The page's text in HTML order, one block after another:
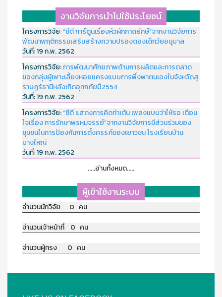
งานวิจัยการนำไปใช้ประโยชน์
โครงการวิจัย:“ซีดี การ์ตูนเรื่องหัวผักกาดยักษ์”จากงานวิจัยการ
พัฒนาพฤติกรรมเสริมสร้างความปรองดองเด็กวัยอนุบาล
วันที่:19 ก.พ. 2562
โครงการวิจัย:การพัฒนาศักยภาพด้านการผลิตและการตลาด
ของกลุ่มผู้เพาะเลี้ยงหอยแครงแบบการพึ่งพาตนเองในจังหวัดสุ
ราษฏร์ธานีหลังเกิดอุทกภัยปี2554
วันที่:19 ก.พ. 2562
โครงการวิจัย:“ซีดี แสดงการคิดท่าเต้น เพลงแบบว่าให้รอ เตือน
ใจเรื่อง การรักษาพรหมจรรย์”จากงานวิจัยการมีส่วนร่วมของ
ชุมชนในการป้องกันการตั้งครรภ์ของเยาวชน โรงเรียนบ้าน
บางใหญ่
วันที่:19 ก.พ. 2562
.....อ่านทั้งหมด.....
ผู้เข้าใช้งานระบบ
จำนวนนักวิจัย 0 คน
จำนวนเจ้าหน้าที่ 0 คน
จำนวนผู้ทรง 0 คน